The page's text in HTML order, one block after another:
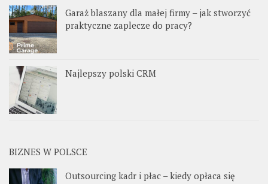
Garaż blaszany dla małej firmy – jak stworzyć
praktyczne zaplecze do pracy?
Najlepszy polski CRM
BIZNES W POLSCE
Outsourcing kadr i płac – kiedy opłaca się